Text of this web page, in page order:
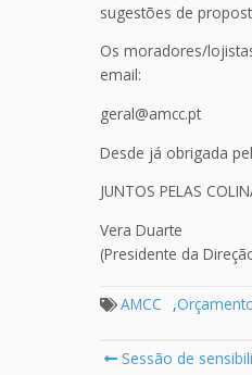
sugestões de
Os moradores/
email:
geral@amcc.pt
Desde já obrigada
JUNTOS PELAS
Vera Duarte
(Presidente da
AMCC ,
PostSessão de